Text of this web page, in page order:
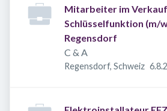
Mitarbeiter im
Schlüsselfunktion (m/
Regensdorf
C & A
Regensdorf, Schweiz